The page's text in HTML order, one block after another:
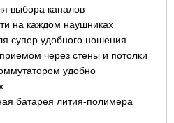
выбора каналов
на каждом наушниках
супер удобного ношения
через стены и потолки
удобно
батарея лития-полимера